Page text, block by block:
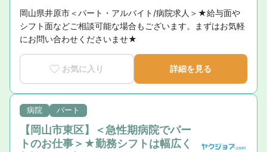
岡山県井原市＜パート・アルバイト/病院求人＞★給与面や
シフト面などご相談可能な場合もございます。まずはお気軽
にお問い合わせくださいませ★
お気に入り 詳細を見る
病院 パート
【岡山市東区】＜急性期病院でパー
トのお仕事＞★勤務シフトは幅広く